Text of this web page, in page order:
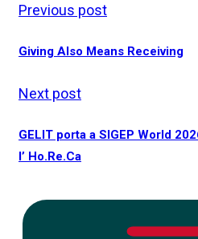
Previous post
Giving Also Means Receiving
Next post
GELIT porta a SIGEP World
l’ Ho.Re.Ca